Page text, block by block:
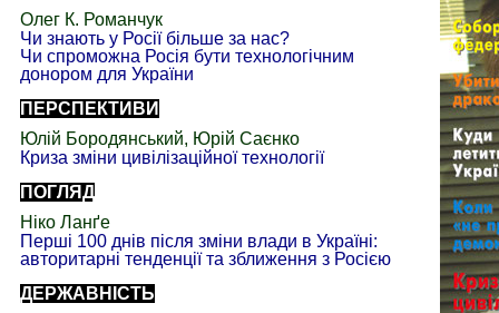
Олег К. Романчук
Чи знають у Росії більше за нас?
Чи спроможна Росія бути технологічним
донором для України
ПЕРСПЕКТИВИ
Юлій Бородянський, Юрій Саєнко
Криза зміни цивілізаційноїтехнології
ПОГЛЯД
Ніко Ланґе
Перші 100 днів після зміни влади в Україні:
авторитарні тенденції та зближення з Росією
ДЕРЖАВНІСТЬ